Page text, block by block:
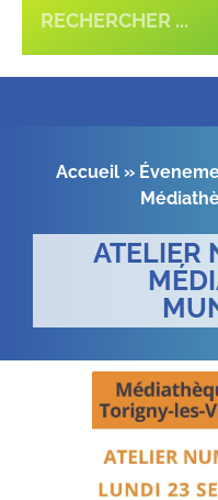
Accueil»
ATELIER